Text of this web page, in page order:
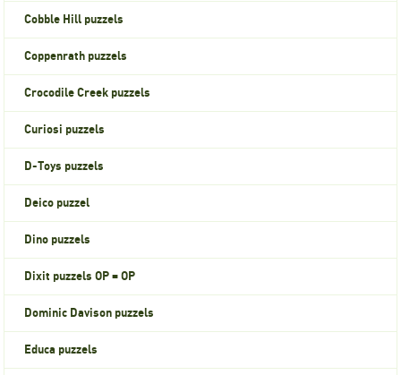
Cobble Hill puzzels
Coppenrath puzzels
Crocodile Creek puzzels
Curiosi puzzels
D-Toys puzzels
Deico puzzel
Dino puzzels
Dixit puzzels OP = OP
Dominic Davison puzzels
Educa puzzels